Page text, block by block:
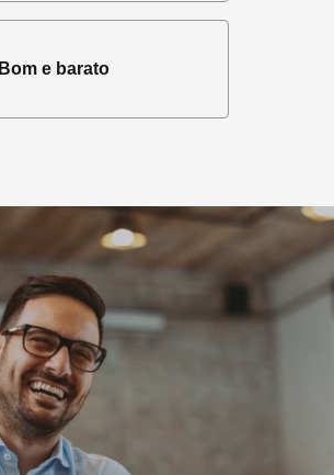
Bom e barato